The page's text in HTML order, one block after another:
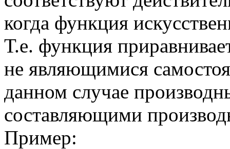
когда функция
Т.е. функция
не являющимися
данном случае
составляющими
Пример: